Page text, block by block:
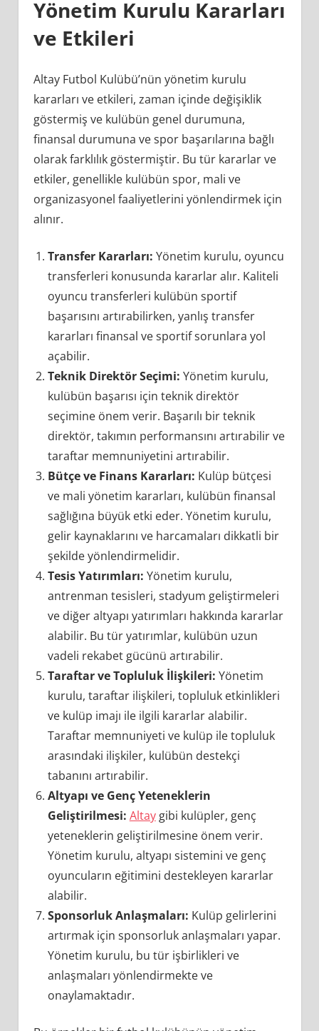
Yönetim Kurulu Kararları
ve Etkileri
Altay Futbol Kulübü’nün yönetim kurulu
kararları ve etkileri, zaman içinde değişiklik
göstermiş ve kulübün genel durumuna,
finansal durumuna ve spor başarılarına bağlı
olarak farklılık göstermiştir. Bu tür kararlar ve
etkiler, genellikle kulübün spor, mali ve
organizasyonel faaliyetlerini yönlendirmek için
alınır.
Transfer Kararları: Yönetim kurulu, oyuncu
transferleri konusunda kararlar alır. Kaliteli
oyuncu transferleri kulübün sportif
başarısını artırabilirken, yanlış transfer
kararları finansal ve sportif sorunlara yol
açabilir.
Teknik Direktör Seçimi: Yönetim kurulu,
kulübün başarısı için teknik direktör
seçimine önem verir. Başarılı bir teknik
direktör, takımın performansını artırabilir ve
taraftar memnuniyetini artırabilir.
Bütçe ve Finans Kararları: Kulüp bütçesi
ve mali yönetim kararları, kulübün finansal
sağlığına büyük etki eder. Yönetim kurulu,
gelir kaynaklarını ve harcamaları dikkatli bir
şekilde yönlendirmelidir.
Tesis Yatırımları: Yönetim kurulu,
antrenman tesisleri, stadyum geliştirmeleri
ve diğer altyapı yatırımları hakkında kararlar
alabilir. Bu tür yatırımlar, kulübün uzun
vadeli rekabet gücünü artırabilir.
Taraftar ve Topluluk İlişkileri: Yönetim
kurulu, taraftar ilişkileri, topluluk etkinlikleri
ve kulüp imajı ile ilgili kararlar alabilir.
Taraftar memnuniyeti ve kulüp ile topluluk
arasındaki ilişkiler, kulübün destekçi
tabanını artırabilir.
Altyapı ve Genç Yeteneklerin
Geliştirilmesi: Altaygibi kulüpler, genç
yeteneklerin geliştirilmesine önem verir.
Yönetim kurulu, altyapı sistemini ve genç
oyuncuların eğitimini destekleyen kararlar
alabilir.
Sponsorluk Anlaşmaları: Kulüp gelirlerini
artırmak için sponsorluk anlaşmaları yapar.
Yönetim kurulu, bu tür işbirlikleri ve
anlaşmaları yönlendirmekte ve
onaylamaktadır.